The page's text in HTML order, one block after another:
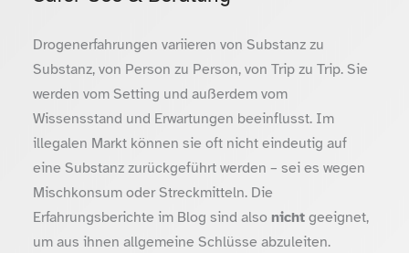
Drogenerfahrungen variieren von Substanz zu
Substanz, von Person zu Person, von Trip zu Trip. Sie
werden vom Setting und außerdem vom
Wissensstand und Erwartungen beeinflusst. Im
illegalen Markt können sie oft nicht eindeutig auf
eine Substanz zurückgeführt werden – sei es wegen
Mischkonsum oder Streckmitteln. Die
Erfahrungsberichte im Blog sind also nichtgeeignet,
um aus ihnen allgemeine Schlüsse abzuleiten.